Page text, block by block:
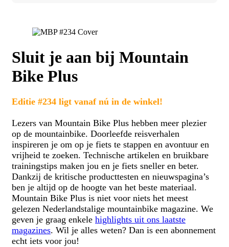
Sluit je aan bij Mountain
Bike Plus
Editie #234 ligt vanaf nú in de winkel!
Lezers van Mountain Bike Plus hebben meer plezier
op de mountainbike. Doorleefde reisverhalen
inspireren je om op je fiets te stappen en avontuur en
vrijheid te zoeken. Technische artikelen en bruikbare
trainingstips maken jou en je fiets sneller en beter.
Dankzij de kritische producttesten en nieuwspagina’s
ben je altijd op de hoogte van het beste materiaal.
Mountain Bike Plus is niet voor niets het meest
gelezen Nederlandstalige mountainbike magazine. We
geven je graag enkele highlights uit ons laatste
magazines. Wil je alles weten? Dan is een abonnement
echt iets voor jou!